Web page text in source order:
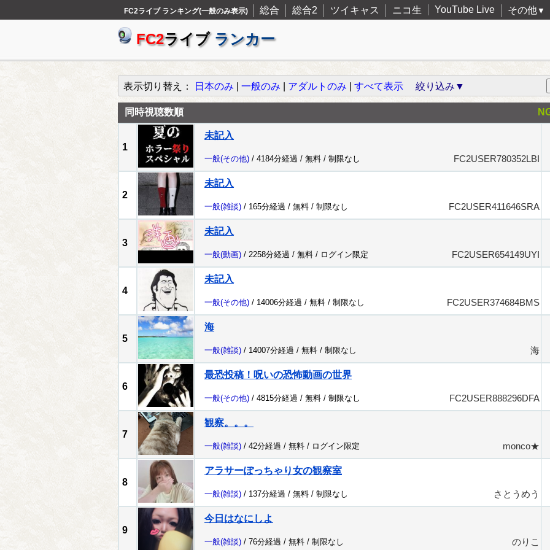
FC2ライブ ランキング(一般のみ表示) 総合 総合2 ツイキャス ニコ生 YouTube Live その他▼
FC2ライブ ランカー
表示切り替え： 日本のみ 一般のみ アダルトのみ すべて表示 絞り込み▼
同時視聴数順
1
未記入
一般(その他) / 4184分経過 / 無料 / 制限なし FC2USER780352LBI
2
未記入
一般(雑談) / 165分経過 / 無料 / 制限なし FC2USER411646SRA
3
未記入
一般(動画) / 2258分経過 / 無料 / ログイン限定 FC2USER654149UYI
4
未記入
一般(その他) / 14006分経過 / 無料 / 制限なし FC2USER374684BMS
5
海
一般(雑談) / 14007分経過 / 無料 / 制限なし 海
6
最恐投稿！呪いの恐怖動画の世界
一般(その他) / 4815分経過 / 無料 / 制限なし FC2USER888296DFA
7
観察。。。
一般(雑談) / 42分経過 / 無料 / ログイン限定 monco★
8
アラサーぽっちゃり女の観察室
一般(雑談) / 137分経過 / 無料 / 制限なし さとうめう
9
今日はなにしよ
一般(雑談) / 76分経過 / 無料 / 制限なし のりこ